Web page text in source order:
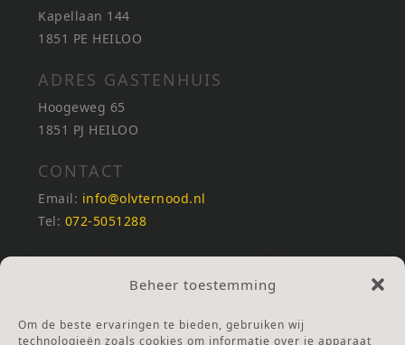
Beheer toestemming
Om de beste ervaringen te bieden, gebruiken wij
technologieën zoals cookies om informatie over je apparaat
Kapellaan 144
1851 PE HEILOO
ADRES GASTENHUIS
Hoogeweg 65
1851 PJ HEILOO
CONTACT
Email: info@olvternood.nl
Tel: 072-5051288
REKENINGNUMMERS
NL25INGB0000672168
Ga naar Doneren